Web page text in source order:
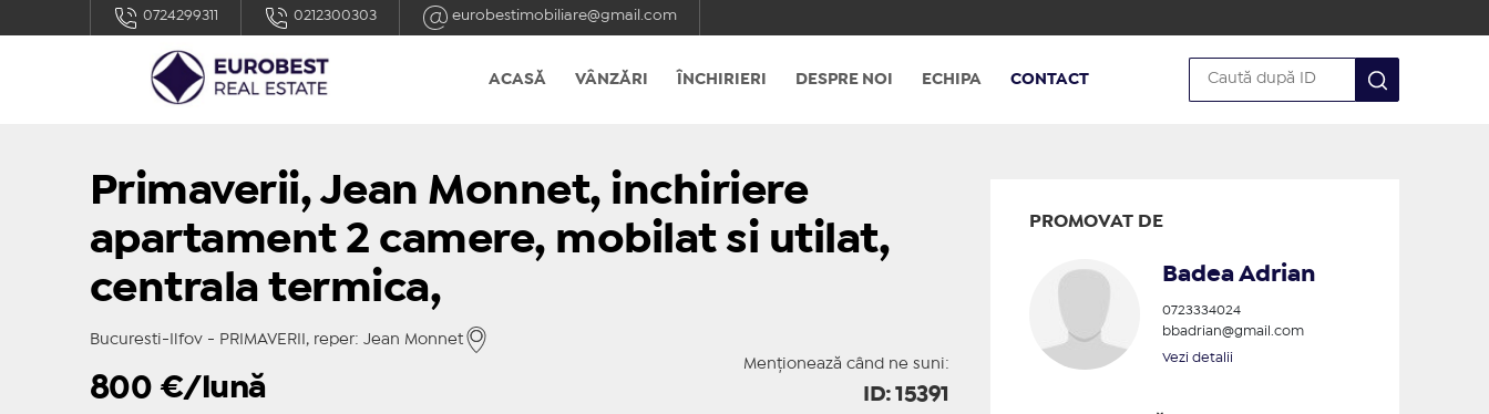
0724299311 0212300303 eurobestimobiliare@gmail.com
ACASĂ VÂNZĂRI ÎNCHIRIERI DESPRE NOI ECHIPA CONTACT
Primaverii, Jean Monnet, inchiriere
apartament 2 camere, mobilat si utilat,
centrala termica,
Bucuresti-Ilfov - PRIMAVERII, reper: Jean Monnet
Menționează când ne suni:
800 €/lună ID: 15391
PROMOVAT DE
Badea Adrian
0723334024
bbadrian@gmail.com
Vezi detalii